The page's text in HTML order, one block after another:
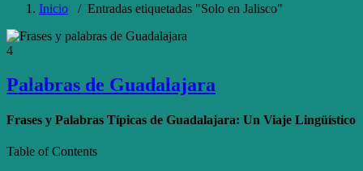
Inicio / Entradas etiquetadas "Solo en Jalisco"
4
Palabras de Guadalajara
Frases y Palabras Típicas de Guadalajara: Un Viaje Lingüístico
Table of Contents